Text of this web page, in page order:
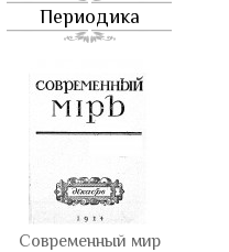
Периодика
Современный мир